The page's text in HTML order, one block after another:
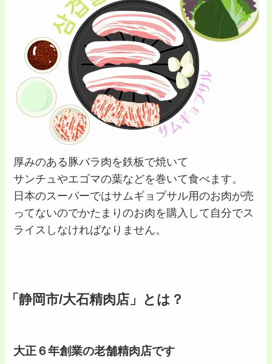
厚みのある豚バラ肉を鉄板で焼いて
サンチュやエゴマの葉などを巻いて食べます。
日本のスーパーではサムギョプサル用のお肉が売
ってないのでかたまりのお肉を購入して自分でス
ライスしなければなりません。
「静岡市/大石精肉店」とは？
大正６年創業の老舗精肉店です